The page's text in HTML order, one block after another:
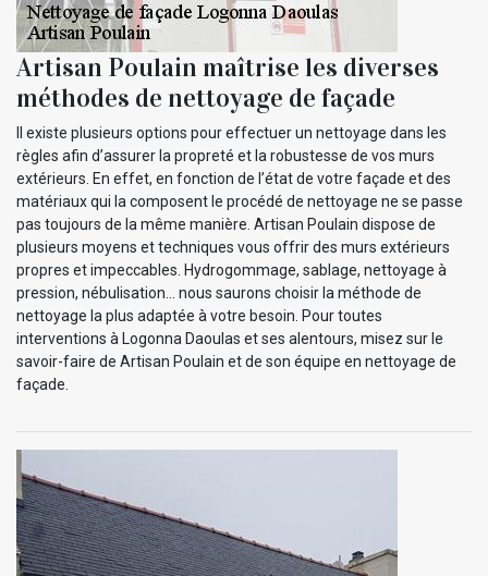
Artisan Poulain maîtrise les diverses
méthodes de nettoyage de façade
Il existe plusieurs options pour effectuer un nettoyage dans les
règles afin d’assurer la propreté et la robustesse de vos murs
extérieurs. En effet, en fonction de l’état de votre façade et des
matériaux qui la composent le procédé de nettoyage ne se passe
pas toujours de la même manière. Artisan Poulain dispose de
plusieurs moyens et techniques vous offrir des murs extérieurs
propres et impeccables. Hydrogommage, sablage, nettoyage à
pression, nébulisation… nous saurons choisir la méthode de
nettoyage la plus adaptée à votre besoin. Pour toutes
interventions à Logonna Daoulas et ses alentours, misez sur le
savoir-faire de Artisan Poulain et de son équipe en nettoyage de
façade.